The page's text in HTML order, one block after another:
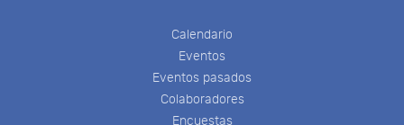
Calendario
Eventos
Eventos pasados
Colaboradores
Encuestas